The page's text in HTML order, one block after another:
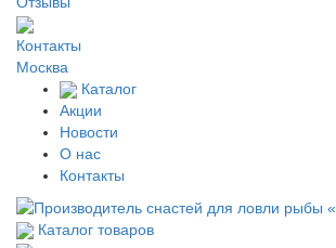
Контакты
Москва
Каталог
Акции
Новости
О нас
Контакты
Каталог товаров